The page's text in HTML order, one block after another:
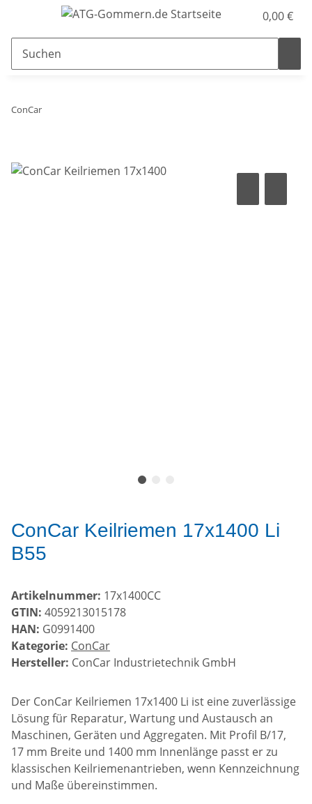
0,00 €
ConCar
ConCar Keilriemen 17x1400 Li
B55
Artikelnummer: 17x1400CC
GTIN: 4059213015178
HAN: G0991400
Kategorie: ConCar
Hersteller: ConCar Industrietechnik GmbH
Der ConCar Keilriemen 17x1400 Li ist eine zuverlässige
Lösung für Reparatur, Wartung und Austausch an
Maschinen, Geräten und Aggregaten. Mit Profil B/17,
17 mm Breite und 1400 mm Innenlänge passt er zu
klassischen Keilriemenantrieben, wenn Kennzeichnung
und Maße übereinstimmen.